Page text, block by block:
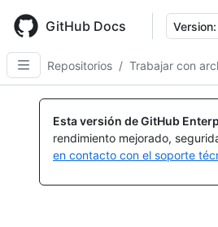
main
content
GitHub Docs Version:
Repositorios / Trabajar con
Esta versión de GitHub
rendimiento mejorado,
en contacto con el soporte